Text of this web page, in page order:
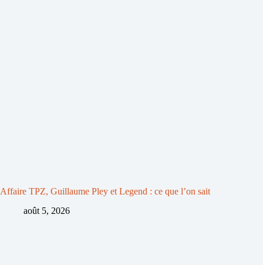
Affaire TPZ, Guillaume Pley et Legend : ce que l’on sait
août 5, 2026